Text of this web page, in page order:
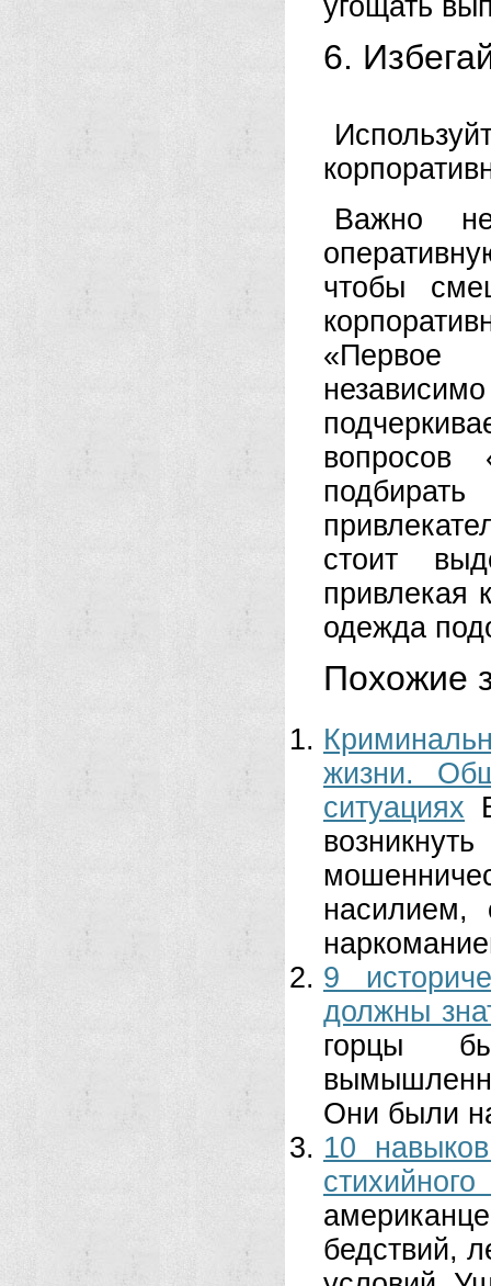
угощать
6.
Важно
чтобы
«Первое
вопросов
стоит
привлекая
одежда
Похожие
жизни.
ситуациях
насилием,
9
должны
горцы
Они были
10
бедствий,